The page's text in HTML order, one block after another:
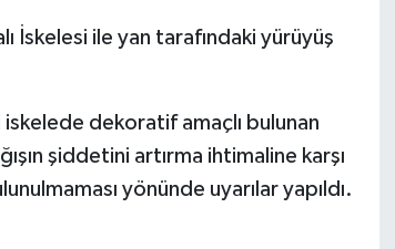
İskelesi ile yan tarafındaki yürüyüş
dekoratif amaçlı bulunan
şiddetini artırma ihtimaline karşı
yönünde uyarılar yapıldı.